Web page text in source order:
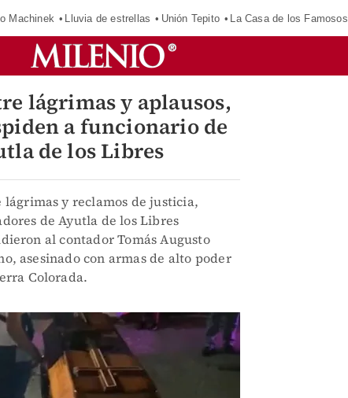
Machinek Lluvia de estrellas Unión Tepito La Casa de los Famosos
lágrimas y aplausos,
a funcionario de
de los Libres
lágrimas y reclamos de justicia,
de Ayutla de los Libres
al contador Tomás Augusto
asesinado con armas de alto poder
Colorada.